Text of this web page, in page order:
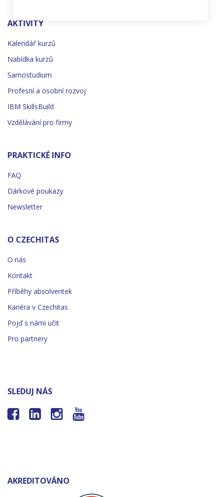
AKTIVITY
Kalendář kurzů
Nabídka kurzů
Samostudium
Profesní a osobní rozvoj
IBM SkillsBuild
Vzdělávání pro firmy
PRAKTICKÉ INFO
FAQ
Dárkové poukazy
Newsletter
O CZECHITAS
O nás
Kontakt
Příběhy absolventek
Kariéra v Czechitas
Pojď s námi učit
Pro partnery
SLEDUJ NÁS
   
AKREDITOVÁNO